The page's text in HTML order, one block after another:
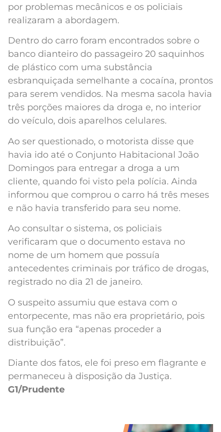
por problemas mecânicos e os policiais
realizaram a abordagem.
Dentro do carro foram encontrados sobre o
banco dianteiro do passageiro 20 saquinhos
de plástico com uma substância
esbranquiçada semelhante a cocaína, prontos
para serem vendidos. Na mesma sacola havia
três porções maiores da droga e, no interior
do veículo, dois aparelhos celulares.
Ao ser questionado, o motorista disse que
havia ido até o Conjunto Habitacional João
Domingos para entregar a droga a um
cliente, quando foi visto pela polícia. Ainda
informou que comprou o carro há três meses
e não havia transferido para seu nome.
Ao consultar o sistema, os policiais
verificaram que o documento estava no
nome de um homem que possuía
antecedentes criminais por tráfico de drogas,
registrado no dia 21 de janeiro.
O suspeito assumiu que estava com o
entorpecente, mas não era proprietário, pois
sua função era “apenas proceder a
distribuição”.
Diante dos fatos, ele foi preso em flagrante e
permaneceu à disposição da Justiça.
G1/Prudente